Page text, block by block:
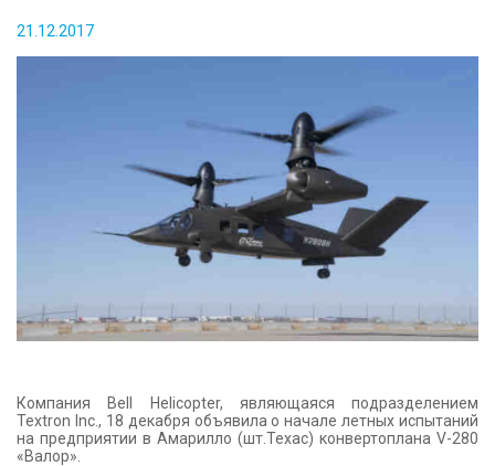
КОНТАКТЫ
21.12.2017
Компания Bell Helicopter, являющаяся подразделением
Textron Inc., 18 декабря объявила о начале летных испытаний
на предприятии в Амарилло (шт.Техас) конвертоплана V-280
«Валор».